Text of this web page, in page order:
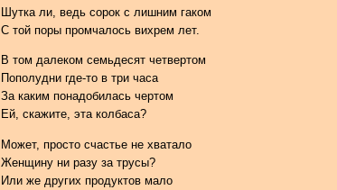
Шутка ли, ведь сорок с лишним гаком
С той поры промчалось вихрем лет.
В том далеком семьдесят четвертом
Пополудни где-то в три часа
За каким понадобилась чертом
Ей, скажите, эта колбаса?
Может, просто счастье не хватало
Женщину ни разу за трусы?
Или же других продуктов мало